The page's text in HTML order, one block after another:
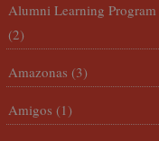
Alumni Learning Program
(2)
Amazonas (3)
Amigos (1)